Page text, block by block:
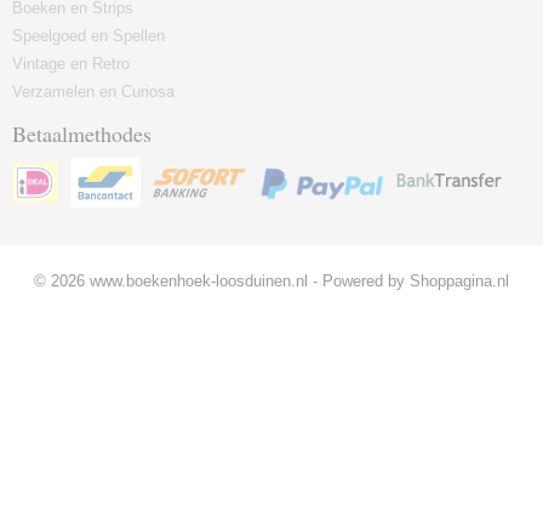
Boeken en Strips
Speelgoed en Spellen
Vintage en Retro
Verzamelen en Curiosa
Betaalmethodes
© 2026 www.boekenhoek-loosduinen.nl - Powered by Shoppagina.nl